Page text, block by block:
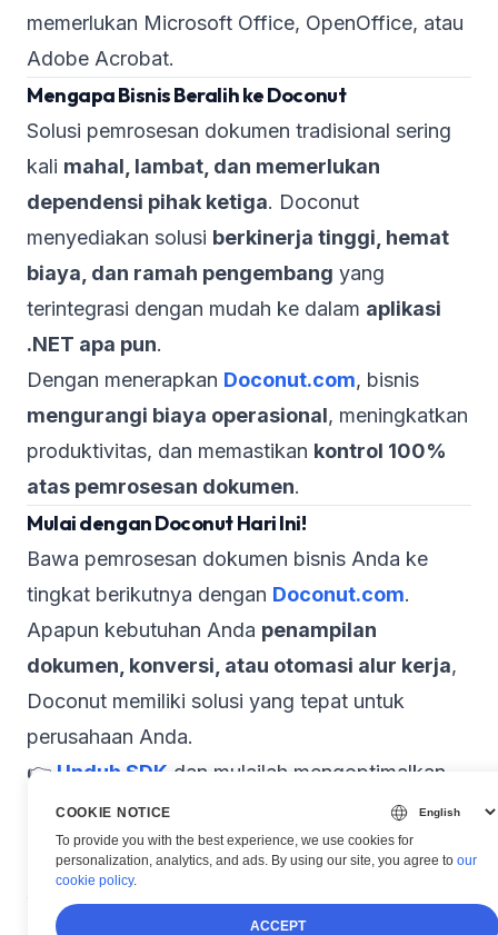
memerlukan Microsoft Office, OpenOffice, atau
Adobe Acrobat.
Mengapa Bisnis Beralih ke Doconut
Solusi pemrosesan dokumen tradisional sering
kali mahal, lambat, dan memerlukan
dependensi pihak ketiga. Doconut
menyediakan solusi berkinerja tinggi, hemat
biaya, dan ramah pengembang yang
terintegrasi dengan mudah ke dalam aplikasi
.NET apa pun.
Dengan menerapkan Doconut.com, bisnis
mengurangi biaya operasional, meningkatkan
produktivitas, dan memastikan kontrol 100%
atas pemrosesan dokumen.
Mulai dengan Doconut Hari Ini!
Bawa pemrosesan dokumen bisnis Anda ke
tingkat berikutnya dengan Doconut.com.
Apapun kebutuhan Anda penampilan
dokumen, konversi, atau otomasi alur kerja,
Doconut memiliki solusi yang tepat untuk
perusahaan Anda.
👉 Unduh SDK dan mulailah mengoptimalkan
bisnis Anda hari ini!
COOKIE NOTICE
To provide you with the best experience, we use cookies for
personalization, analytics, and ads. By using our site, you agree to our
cookie policy.
ACCEPT